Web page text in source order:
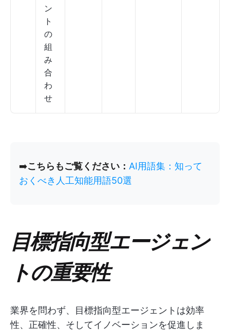
ン
ト
の
組
み
合
わ
せ
➡️こちらもご覧ください： AI用語集：知って
おくべき人工知能用語50選
目標指向型エージェン
トの重要性
業界を問わず、目標指向型エージェントは効率
性、正確性、そしてイノベーションを促進しま